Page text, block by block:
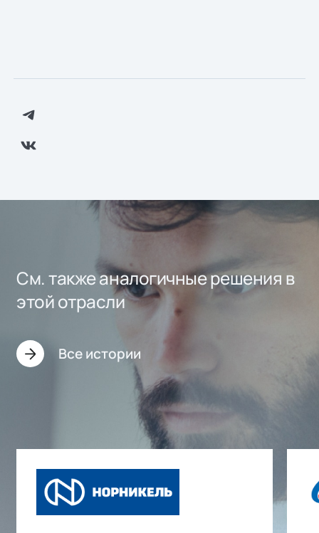
См. также аналогичные решения в
этой отрасли
Все истории